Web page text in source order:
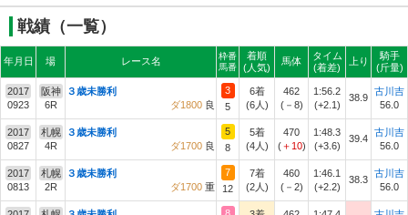
戦績（一覧）
年月日 場 レース名
枠番
馬番
着順
(人気)
馬体
タイム
(着差)
上り
騎手
(斤量)
2017
0923
阪神
6R
３歳未勝利
ダ1800 良
3
5
6着
(6人)
462
(－8)
1:56.2
(+2.1)
38.9
古川吉
56.0
2017
0827
札幌
4R
３歳未勝利
ダ1700 良
5
8
5着
(4人)
470
(＋10)
1:48.3
(+3.6)
39.4
古川吉
56.0
2017
0813
札幌
2R
３歳未勝利
ダ1700 重
7
12
7着
(2人)
460
(－2)
1:46.1
(+2.2)
38.3
古川吉
56.0